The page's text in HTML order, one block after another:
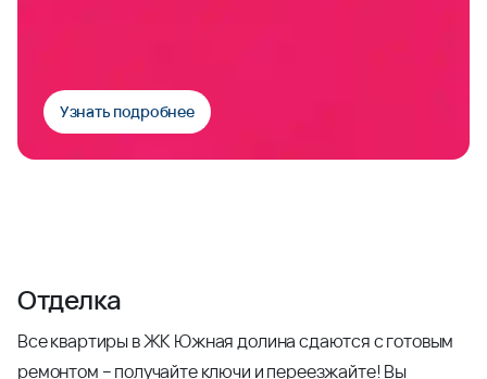
Узнать подробнее
Отделка
Все квартиры в ЖК Южная долина сдаются с готовым
ремонтом – получайте ключи и переезжайте! Вы